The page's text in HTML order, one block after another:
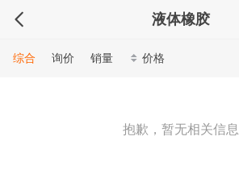
液体橡胶
综合 询价 销量 价格
抱歉，暂无相关信息